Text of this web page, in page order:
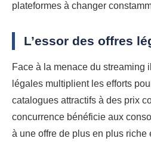
plateformes à changer
L’essor des offres
Face à la menace du streaming
légales multiplient les efforts
catalogues attractifs à des prix
concurrence bénéficie aux
à une offre de plus en plus riche